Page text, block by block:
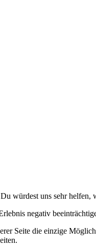
würdest uns sehr helfen,
negativ
Seite die einzige